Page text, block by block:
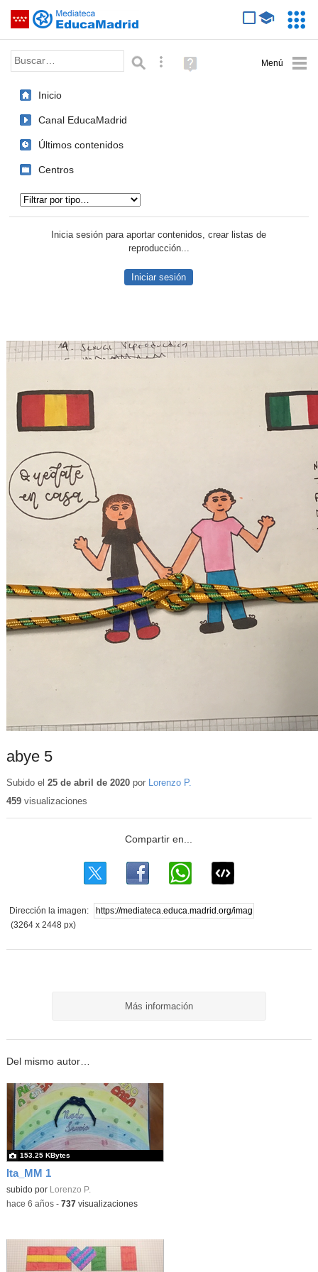
Saltar navegación
Palabra o frase: Búsqueda avanzada
Ayuda
(en
Inicio
Canal EducaMadrid
Últimos contenidos
Centros
Inicia sesión para aportar contenidos, crear listas de
reproducción...
Iniciar sesión
abye 5
Subido el 25 de abril de 2020por
Lorenzo P.
459visualizaciones
Dirección la imagen:
(3264 x 2448 px)
Más información
Del mismo autor…
Ita_MM 1
subido por Lorenzo P.
153.25 KBytes
-hace 6 años- 737visualizaciones